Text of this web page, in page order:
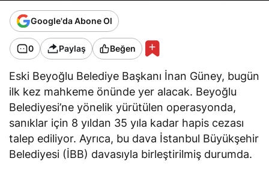
Google'da Abone Ol
0 Paylaş Beğen
Eski Beyoğlu Belediye Başkanı İnan Güney, bugün
ilk kez mahkeme önünde yer alacak. Beyoğlu
Belediyesi’ne yönelik yürütülen operasyonda,
sanıklar için 8 yıldan 35 yıla kadar hapis cezası
talep ediliyor. Ayrıca, bu dava İstanbul Büyükşehir
Belediyesi (İBB) davasıyla birleştirilmiş durumda.